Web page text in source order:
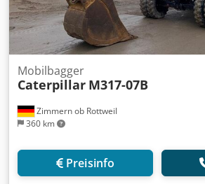
Zimmern ob Rottweil
360 km
Mobilbagger
Caterpillar M317-07B
Preisinfo